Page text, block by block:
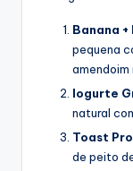
Banana
pequena
amendoim
Iogurte
natural
Toast
de peito